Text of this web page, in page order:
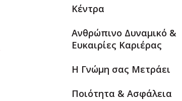
Κέντρα
Ανθρώπινο Δυναμικό &
Ευκαιρίες Καριέρας
Η Γνώμη σας Μετράει
Ποιότητα & Ασφάλεια